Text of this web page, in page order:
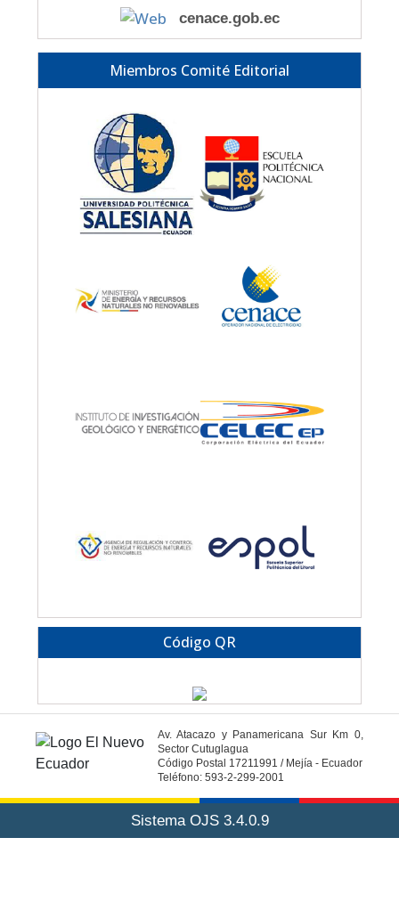
cenace.gob.ec
Miembros Comité Editorial
Código QR
Av. Atacazo y Panamericana Sur Km 0,
Sector Cutuglagua
Código Postal 17211991 / Mejía - Ecuador
Teléfono: 593-2-299-2001
Sistema OJS 3.4.0.9